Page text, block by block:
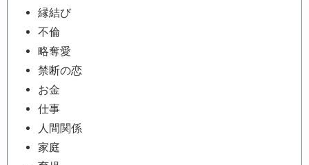
縁結び
不倫
略奪愛
禁断の恋
お金
仕事
人間関係
家庭